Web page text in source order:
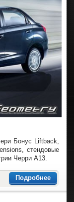
Бонус Liftback,
стендовые
Черри А13.
Подробнее